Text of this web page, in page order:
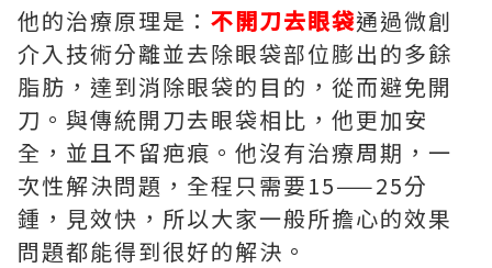
他的治療原理是： 不開刀去眼袋通過微創
介入技術分離並去除眼袋部位膨出的多餘
脂肪，達到消除眼袋的目的，從而避免開
刀。與傳統開刀去眼袋相比，他更加安
全，並且不留疤痕。他沒有治療周期，一
次性解決問題，全程只需要15——25分
鍾，見效快，所以大家一般所擔心的效果
問題都能得到很好的解決。